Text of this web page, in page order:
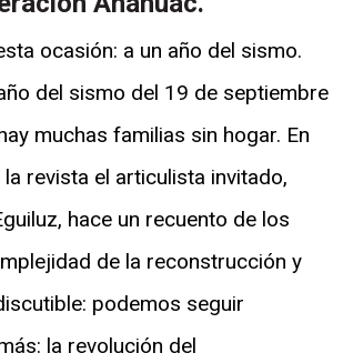
ocasión: a un año del sismo.
del sismo del 19 de septiembre
muchas familias sin hogar. En
revista el articulista invitado,
hace un recuento de los
de la reconstrucción y
podemos seguir
la revolución del